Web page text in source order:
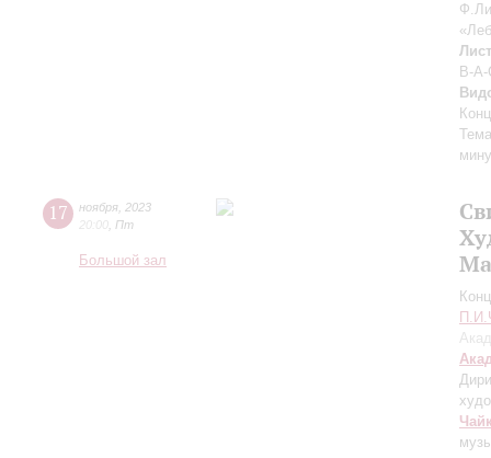
Лист
B-
17 ноября 2023
20:00 Пт
Большой зал